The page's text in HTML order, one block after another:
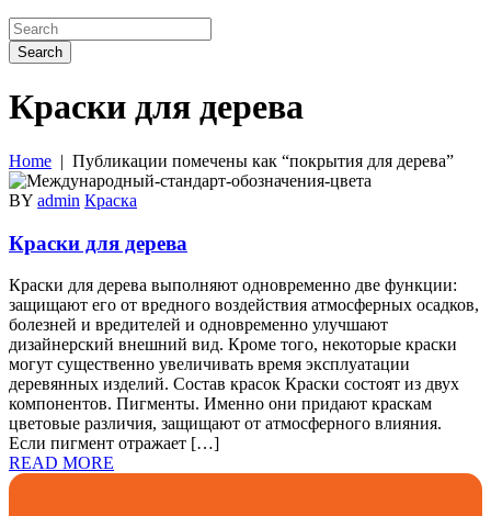
Search
Краски для дерева
Home | Публикации помечены как “покрытия для дерева”
BY admin Краска
Краски для дерева
Краски для дерева выполняют одновременно две функции:
защищают его от вредного воздействия атмосферных осадков,
болезней и вредителей и одновременно улучшают
дизайнерский внешний вид. Кроме того, некоторые краски
могут существенно увеличивать время эксплуатации
деревянных изделий. Состав красок Краски состоят из двух
компонентов. Пигменты. Именно они придают краскам
цветовые различия, защищают от атмосферного влияния.
Если пигмент отражает […]
READ MORE